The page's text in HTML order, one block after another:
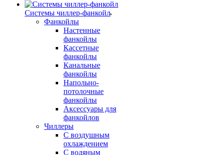
Системы чиллер-фанкойл
Фанкойлы
Настенные
фанкойлы
Кассетные
фанкойлы
Канальные
фанкойлы
Напольно-
потолочные
фанкойлы
Аксессуары для
фанкойлов
Чиллеры
С воздушным
охлаждением
С водяным